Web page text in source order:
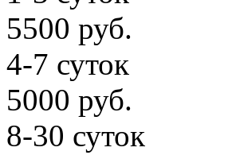
5500 руб.
4-7 суток
5000 руб.
8-30 суток